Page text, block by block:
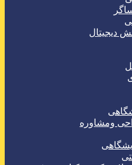
دیجیتال
ومشاوره